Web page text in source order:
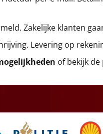
Zakelijke klanten
Levering op
of bekijk de